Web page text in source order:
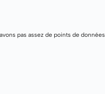
pas assez de points de données